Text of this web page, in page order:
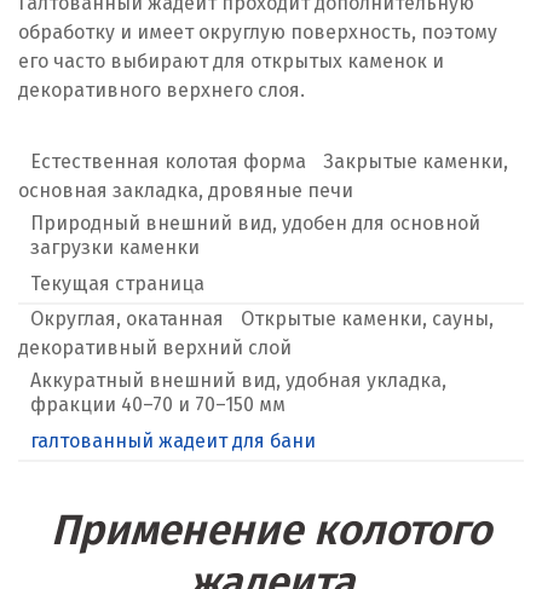
обработку и имеет округлую поверхность, поэтому
его часто выбирают для открытых каменок и
декоративного верхнего слоя.
Естественная колотая форма
Закрытые каменки,
основная закладка, дровяные печи
Природный внешний вид, удобен для основной
загрузки каменки
Текущая страница
Округлая, окатанная
Открытые каменки, сауны,
декоративный верхний слой
Аккуратный внешний вид, удобная укладка,
фракции 40–70 и 70–150 мм
галтованный жадеит для бани
Применение колотого